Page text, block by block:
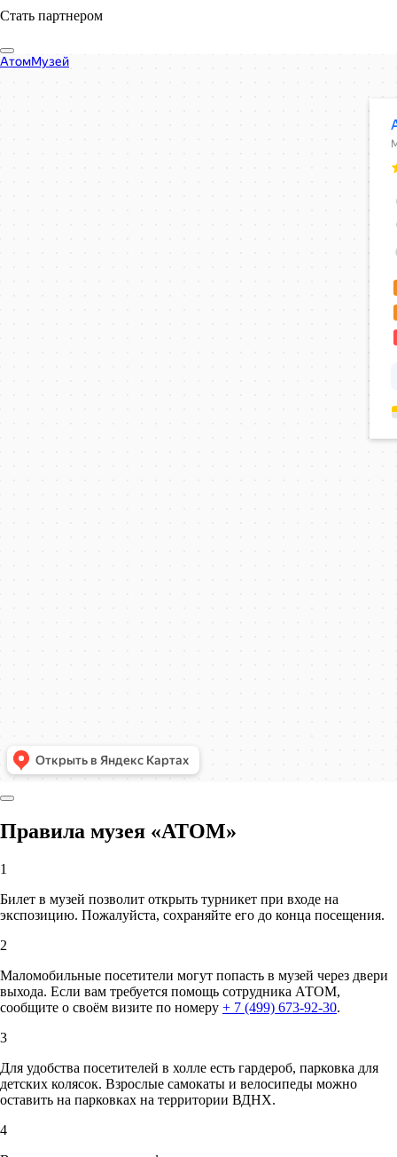
Стать партнером
Правила музея «АТОМ»
1
Билет в музей позволит открыть турникет при входе на
экспозицию. Пожалуйста, сохраняйте его до конца посещения.
2
Маломобильные посетители могут попасть в музей через двери
выхода. Если вам требуется помощь сотрудника АТОМ,
сообщите о своём визите по номеру + 7 (499) 673-92-30.
3
Для удобства посетителей в холле есть гардероб, парковка для
детских колясок. Взрослые самокаты и велосипеды можно
оставить на парковках на территории ВДНХ.
4